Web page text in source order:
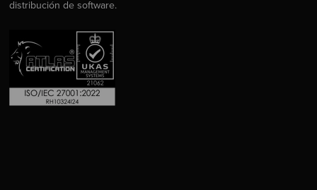
distribución de software.